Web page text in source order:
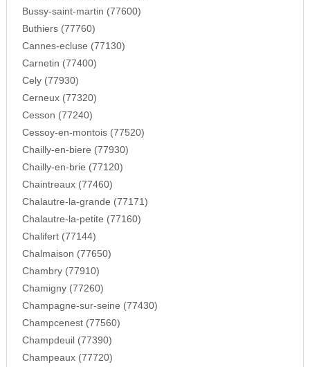
Bussy-saint-martin (77600)
Buthiers (77760)
Cannes-ecluse (77130)
Carnetin (77400)
Cely (77930)
Cerneux (77320)
Cesson (77240)
Cessoy-en-montois (77520)
Chailly-en-biere (77930)
Chailly-en-brie (77120)
Chaintreaux (77460)
Chalautre-la-grande (77171)
Chalautre-la-petite (77160)
Chalifert (77144)
Chalmaison (77650)
Chambry (77910)
Chamigny (77260)
Champagne-sur-seine (77430)
Champcenest (77560)
Champdeuil (77390)
Champeaux (77720)